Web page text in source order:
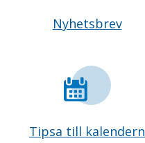
Nyhetsbrev
Tipsa till kalendern